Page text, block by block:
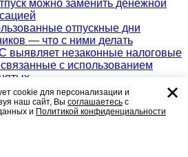
cookie для персонализации и
наш сайт, Вы соглашаетесь с
и Политикой конфиденциальности
можно заменить денежной
отпускные дни
— что с ними делать
выявляет незаконные налоговые
с использованием
Отчетности: законодательная
использования, выпуск